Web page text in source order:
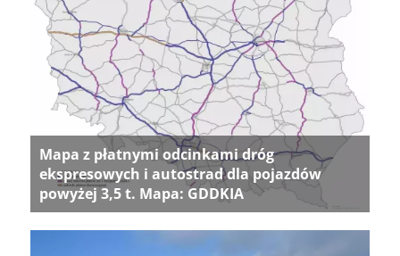
Mapa z płatnymi odcinkami dróg
ekspresowych i autostrad dla pojazdów
powyżej 3,5 t. Mapa: GDDKIA